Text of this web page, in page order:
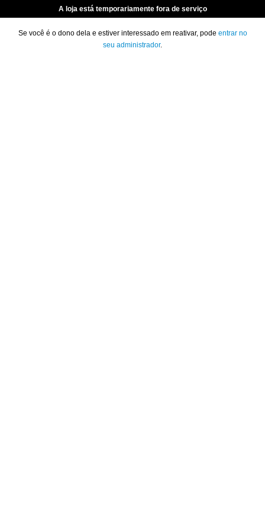
A loja está temporariamente fora de serviço
Se você é o dono dela e estiver interessado em reativar, pode entrar no
seu administrador.